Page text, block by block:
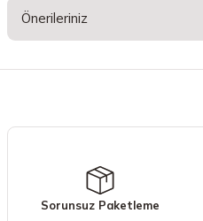
Önerileriniz
Ürün açıklamasında eksik bilgiler
Ürün bilgilerinde hatalar bulunuyor.
Sorunsuz Paketleme